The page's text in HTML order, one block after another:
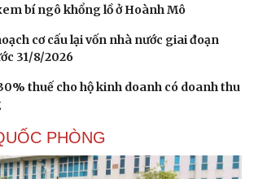
ngon
Nhà đẹp
Blog
Tình yêu - Gia đình
bí ngô khổng lồ ở Hoành Mô
cơ cấu lại vốn nhà nước giai đoạn
31/8/2026
thuế cho hộ kinh doanh có doanh thu
PHÒNG